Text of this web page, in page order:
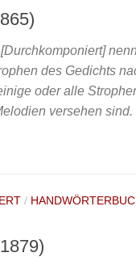
des Gedichts
oder alle
versehen
/